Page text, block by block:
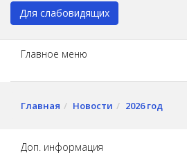
Для слабовидящих
Главное меню
Главная Новости 2026 год
Доп. информация